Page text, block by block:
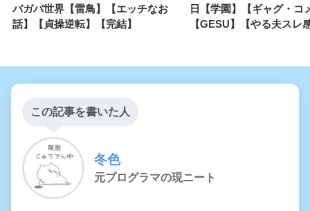
貢ぎマゾシェアハウス〜ﾓｳﾆｹﾞ
やる夫は秘密結社で成り上が
るようです
バガバ世界【雷鳥】【エッチなお
話】【貞操逆転】【完結】
日【学園】【ギャグ・コ
【GESU】【やる夫スレ
この記事を書いた人
冬色
元プログラマの現ニート